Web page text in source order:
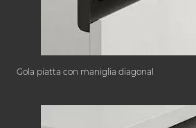
Gola piatta con maniglia diagonal